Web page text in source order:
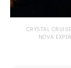
CRYSTAL
NOVA